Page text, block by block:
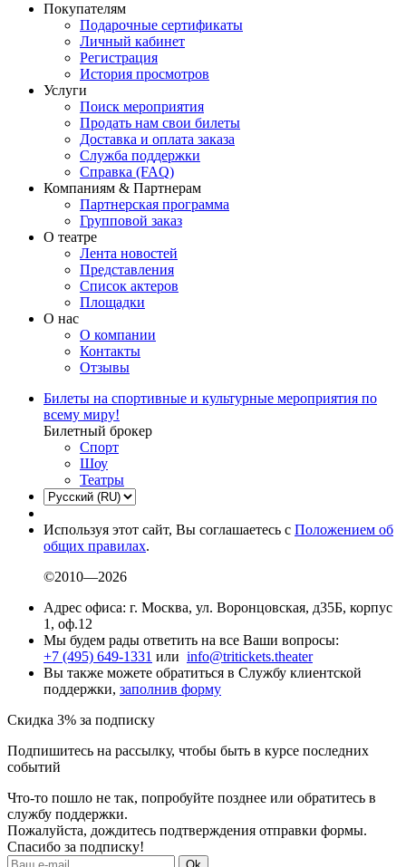
Покупателям
Подарочные сертификаты
Личный кабинет
Регистрация
История просмотров
Услуги
Поиск мероприятия
Продать нам свои билеты
Доставка и оплата заказа
Служба поддержки
Справка (FAQ)
Компаниям & Партнерам
Партнерская программа
Групповой заказ
О театре
Лента новостей
Представления
Список актеров
Площадки
О нас
О компании
Контакты
Отзывы
Билеты на спортивные и культурные мероприятия по
всему миру!
Билетный брокер
Спорт
Шоу
Театры
Используя этот сайт, Вы соглашаетесь с Положением об
общих правилах.
©2010—2026
Адрес офиса: г. Москва, ул. Воронцовская, д35Б, корпус
1, оф.12
Мы будем рады ответить на все Ваши вопросы:
+7 (495) 649-1331 или info@tritickets.theater
Вы также можете обратиться в Службу клиентской
поддержки, заполнив форму
Скидка 3% за подписку
Подпишитесь на рассылку, чтобы быть в курсе последних
событий
Что-то пошло не так, попробуйте позднее или обратитесь в
службу поддержки.
Пожалуйста, дождитесь подтверждения отправки формы.
Спасибо за подписку!